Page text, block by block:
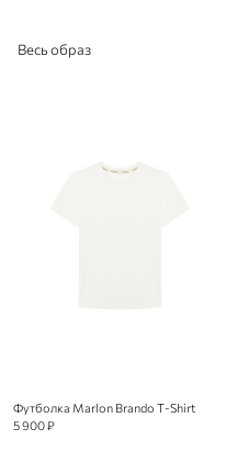
Весь образ
Футболка Marlon Brando T-Shirt
5 900 ₽